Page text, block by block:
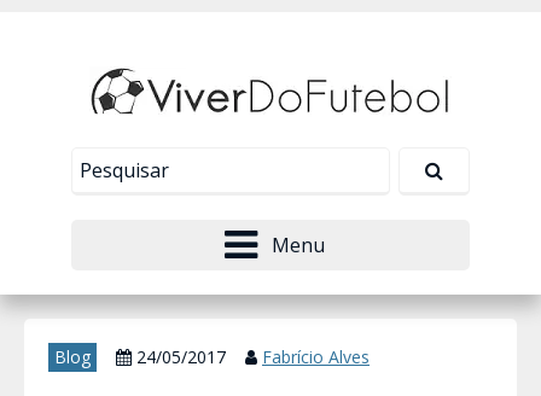
Menu
Blog 24/05/2017 Fabrício Alves